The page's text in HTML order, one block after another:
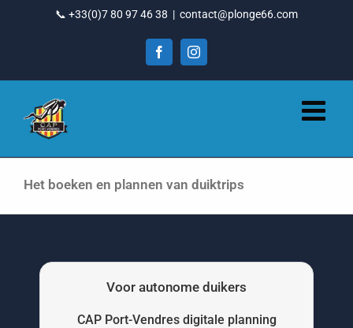
📞 +33(0)7 80 97 46 38 | contact@plonge66.com
FacebookInstagram
Het boeken en plannen van duiktrips
Voor autonome duikers
CAP Port-Vendres digitale planning